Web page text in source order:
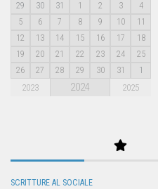
29
30 31 1 2 3
4
5
6 7 8 9 10
11
12
13 14 15 16 17
18
19
20 21 22 23 24
25
26
27 28 29 30 31 1
2023 2024 2025
SCRITTURE AL SOCIALE